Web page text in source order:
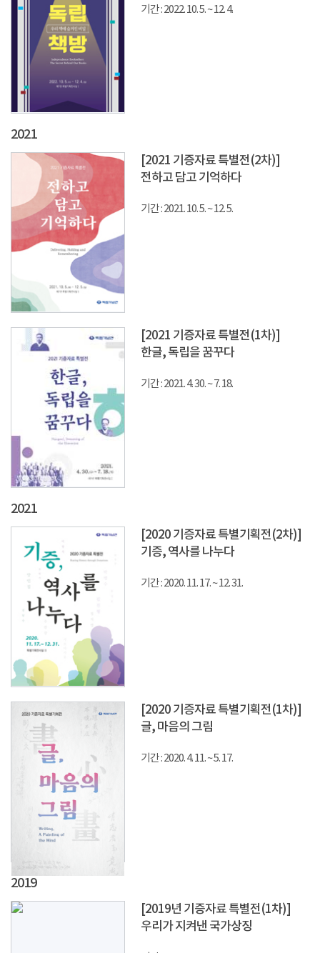
기간 : 2022. 10. 5. ~ 12. 4.
2021
[2021 기증자료 특별전(2차)]
전하고 담고 기억하다
기간 : 2021. 10. 5. ~ 12. 5.
[2021 기증자료 특별전(1차)]
한글, 독립을 꿈꾸다
기간 : 2021. 4. 30. ~ 7. 18.
2021
[2020 기증자료 특별기획전(2차)]
기증, 역사를 나누다
기간 : 2020. 11. 17. ~ 12. 31.
[2020 기증자료 특별기획전(1차)]
글, 마음의 그림
기간 : 2020. 4. 11. ~ 5. 17.
2019
[2019년 기증자료 특별전(1차)]
우리가 지켜낸 국가상징